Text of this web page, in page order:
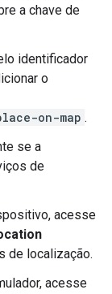
a chave de
identificador
o
on-map .
se a
de
acesse
de localização.
acesse